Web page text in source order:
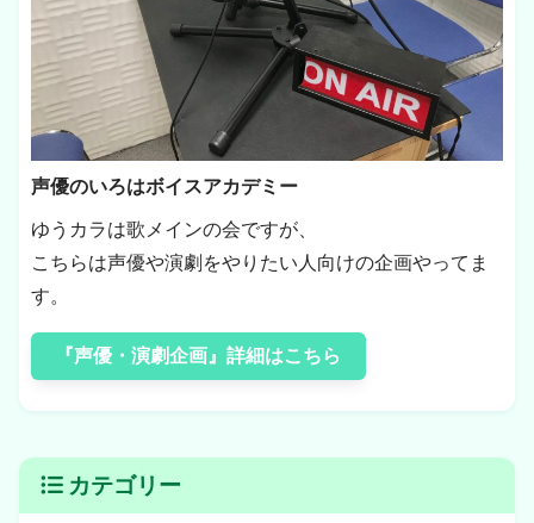
声優のいろはボイスアカデミー
ゆうカラは歌メインの会ですが、
こちらは声優や演劇をやりたい人向けの企画やってま
す。
『声優・演劇企画』詳細はこちら
カテゴリー